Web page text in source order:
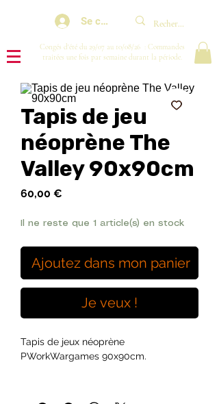
Se connecter
Congés d'été du 29/07 au 10/08/26 : Commandes
traitées une fois par semaine durant la période.
Tapis de jeu
néoprène The
Valley 90x90cm
60,00 €
Il ne reste que 1 article(s) en stock
Ajoutez dans mon panier
Je veux !
Tapis de jeux néoprène
PWorkWargames 90x90cm.